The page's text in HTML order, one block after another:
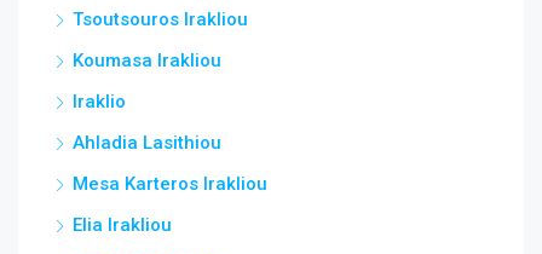
Tsoutsouros Irakliou
Koumasa Irakliou
Iraklio
Ahladia Lasithiou
Mesa Karteros Irakliou
Elia Irakliou